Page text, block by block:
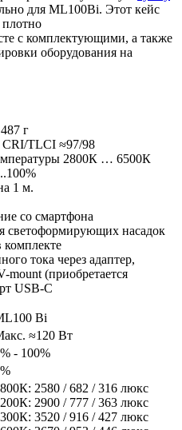
для ML100Bi. Этот кейс
плотно
с комплектующими, а также
оборудования на
г
CRI/TLCI ≈97/98
2800К … 6500К
1 м.
со смартфона
светоформирующих насадок
комплекте
тока через адаптер,
mount (приобретается
USB-C
Bi
≈120 Вт
- 100%
2580 / 682 / 316 люкс
2900 / 777 / 363 люкс
3520 / 916 / 427 люкс